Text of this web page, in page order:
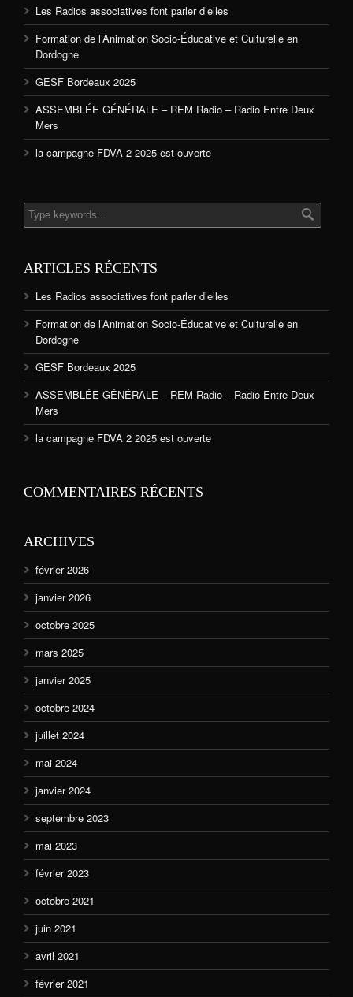
Les Radios associatives font parler d’elles
Formation de l’Animation Socio-Éducative et Culturelle en
Dordogne
GESF Bordeaux 2025
ASSEMBLÉE GÉNÉRALE – REM Radio – Radio Entre Deux
Mers
la campagne FDVA 2 2025 est ouverte
ARTICLES RÉCENTS
Les Radios associatives font parler d’elles
Formation de l’Animation Socio-Éducative et Culturelle en
Dordogne
GESF Bordeaux 2025
ASSEMBLÉE GÉNÉRALE – REM Radio – Radio Entre Deux
Mers
la campagne FDVA 2 2025 est ouverte
COMMENTAIRES RÉCENTS
ARCHIVES
février 2026
janvier 2026
octobre 2025
mars 2025
janvier 2025
octobre 2024
juillet 2024
mai 2024
janvier 2024
septembre 2023
mai 2023
février 2023
octobre 2021
juin 2021
avril 2021
février 2021